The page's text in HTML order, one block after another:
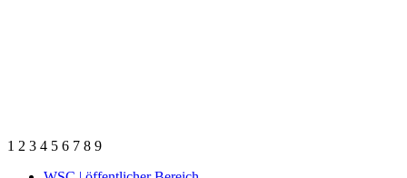
1 2 3 4 5 6 7 8 9